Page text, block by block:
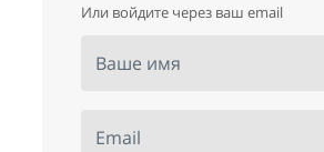
Или войдите через ваш email
Ваше имя
Email